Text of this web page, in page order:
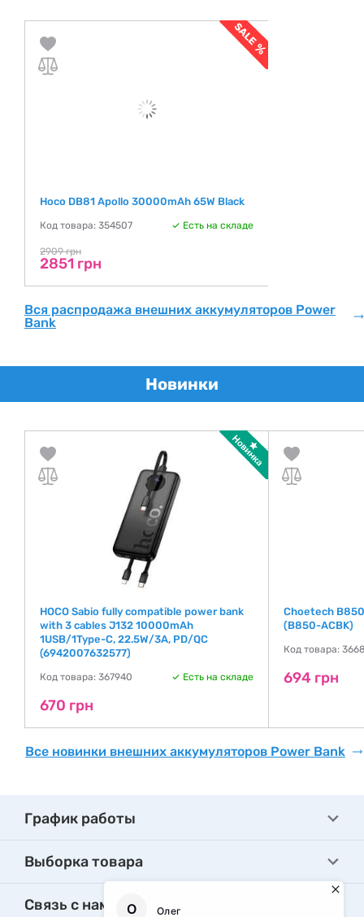
Hoco DB81 Apollo 30000mAh 65W Black
Код товара: 354507 Есть на складе
2909 грн
2851 грн
Вся распродажа внешних аккумуляторов Power
Bank
Новинки
HOCO Sabio fully compatible power bank
with 3 cables J132 10000mAh
1USB/1Type-C, 22.5W/3A, PD/QC
(6942007632577)
Код товара: 367940 Есть на складе
670 грн
Choetech
(B850-ACBK)
Код товара:
694 грн
Все новинки внешних аккумуляторов Power Bank
График работы
Выборка товара
Связь с нами